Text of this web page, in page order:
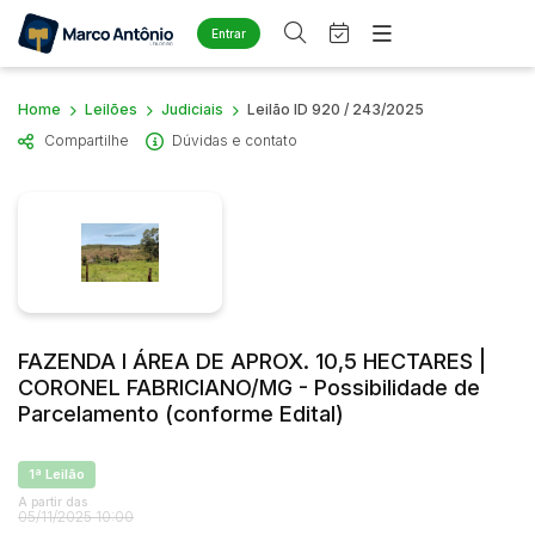
Entrar
Criar conta Entrar
Site
Contato
Busca por categoria
Diversos
Arma/Segurança
Combustível
Imóveis
Apartamentos
Casa
Busca por palavra-chave
Categoria
Bairro Comitente
Judiciais
Faixa de valor
R$
Home
Fale Conosco
Home Leilões Judiciais
Leilão ID 920 / 243/2025
Compartilhe
Dúvidas e contato
FAZENDA I ÁREA DE APROX. 10,5 HECTARES |
CORONEL FABRICIANO/MG - Possibilidade de
Parcelamento (conforme Edital)
1ª Leilão
A partir das
05/11/2025 10:00